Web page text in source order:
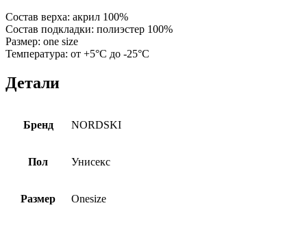
Состав верха: акрил 100%
Состав подкладки: полиэстер 100%
Размер: one size
Температура: от +5°С до -25°С
Детали
Бренд NORDSKI
Пол Унисекс
Размер Onesize